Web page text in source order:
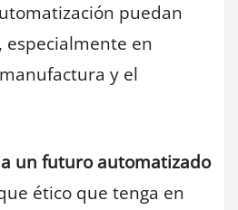
puedan
, especialmente en
y el
un futuro automatizado
ético que tenga en